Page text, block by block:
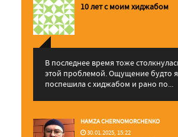
10 лет с моим хиджабом
В последнее время тоже
этой проблемой. Ощущение будто я
поспешила с хиджабом и рано по...
HAMZA CHERNOMORCHENKO
30.01.2025, 15:22